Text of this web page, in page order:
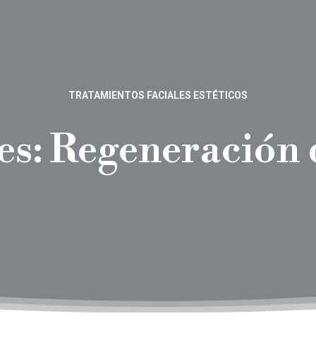
TRATAMIENTOS FACIALES ESTÉTICOS
Regeneración